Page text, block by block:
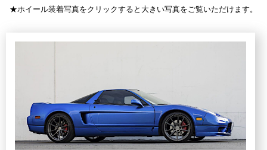
★ホイール装着写真をクリックすると大きい写真をご覧いただけます。